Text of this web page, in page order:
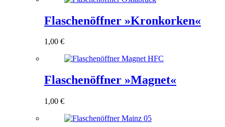
Flaschenöffner »Kronkorken«
1,00 €
Flaschenöffner »Magnet«
1,00 €